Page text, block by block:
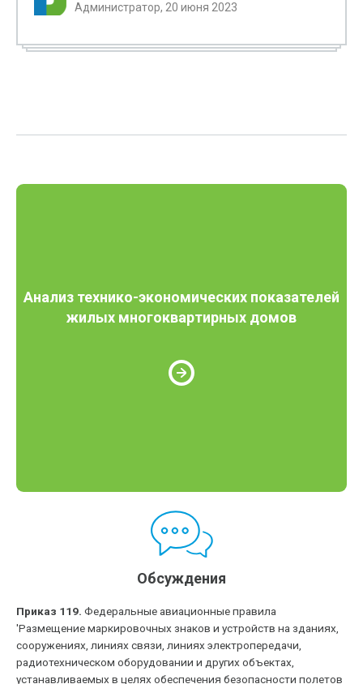
Администратор, 20 июня 2023
Анализ технико-экономических показателей
жилых многоквартирных домов
Обсуждения
Приказ 119. Федеральные авиационные правила
'Размещение маркировочных знаков и устройств на зданиях,
сооружениях, линиях связи, линиях электропередачи,
радиотехническом оборудовании и других объектах,
устанавливаемых в целях обеспечения безопасности полетов